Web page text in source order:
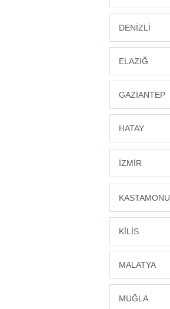
DENİZLİ
ELAZIĞ
GAZİANTEP
HATAY
İZMİR
KASTAMONU
KİLİS
MALATYA
MUĞLA